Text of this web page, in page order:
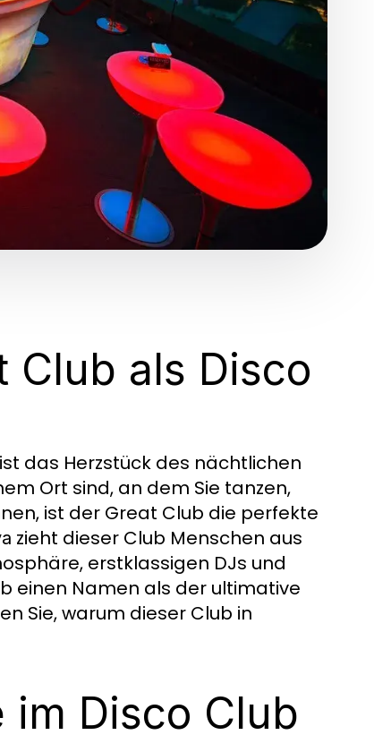
Club als Disco
das Herzstück des nächtlichen
Ort sind, an dem Sie tanzen,
ist der Great Club die perfekte
zieht dieser Club Menschen aus
erstklassigen DJs und
einen Namen als der ultimative
Sie, warum dieser Club in
im Disco Club